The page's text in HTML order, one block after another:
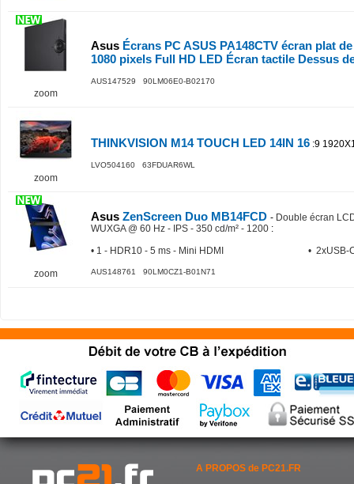
zoom
Asus Écrans PC ASUS PA148CTV écran plat
1080 pixels Full HD LED Écran tactile Dessus
AUS147529 90LM06E0-B02170
zoom
THINKVISION M14 TOUCH LED 14IN 16 :9
LVO504160 63FDUAR6WL
zoom
Asus ZenScreen Duo MB14FCD - Double écran
WUXGA @ 60 Hz - IPS - 350 cd/m² - 1200 :
• 1 - HDR10 - 5 ms - Mini HDMI
• 2xUSB-
AUS148761 90LM0CZ1-B01N71
A PROPOS de PC21.FR